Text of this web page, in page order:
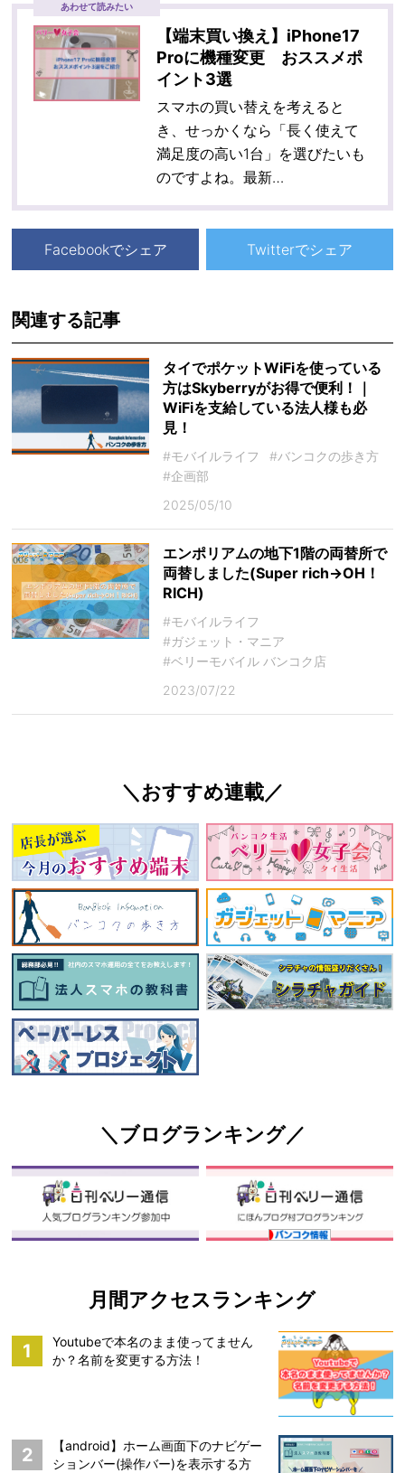
あわせて読みたい
【端末買い換え】iPhone17
Proに機種変更 おススメポ
イント3選
スマホの買い替えを考えると
き、せっかくなら「長く使えて
満足度の高い1台」を選びたいも
のですよね。最新…
Facebookでシェア Twitterでシェア
関連する記事
タイでポケットWiFiを使っている
方はSkyberryがお得で便利！｜
WiFiを支給している法人様も必
見！
#モバイルライフ
#バンコクの歩き方
#企画部
2025/05/10
エンポリアムの地下1階の両替所で
両替しました(Super rich→OH！
RICH)
#モバイルライフ
#ガジェット・マニア
#ベリーモバイル バンコク店
2023/07/22
＼おすすめ連載／
＼ブログランキング／
月間アクセスランキング
1
Youtubeで本名のまま使ってません
か？名前を変更する方法！
2
【android】ホーム画面下のナビゲー
ションバー(操作バー)を表示する方